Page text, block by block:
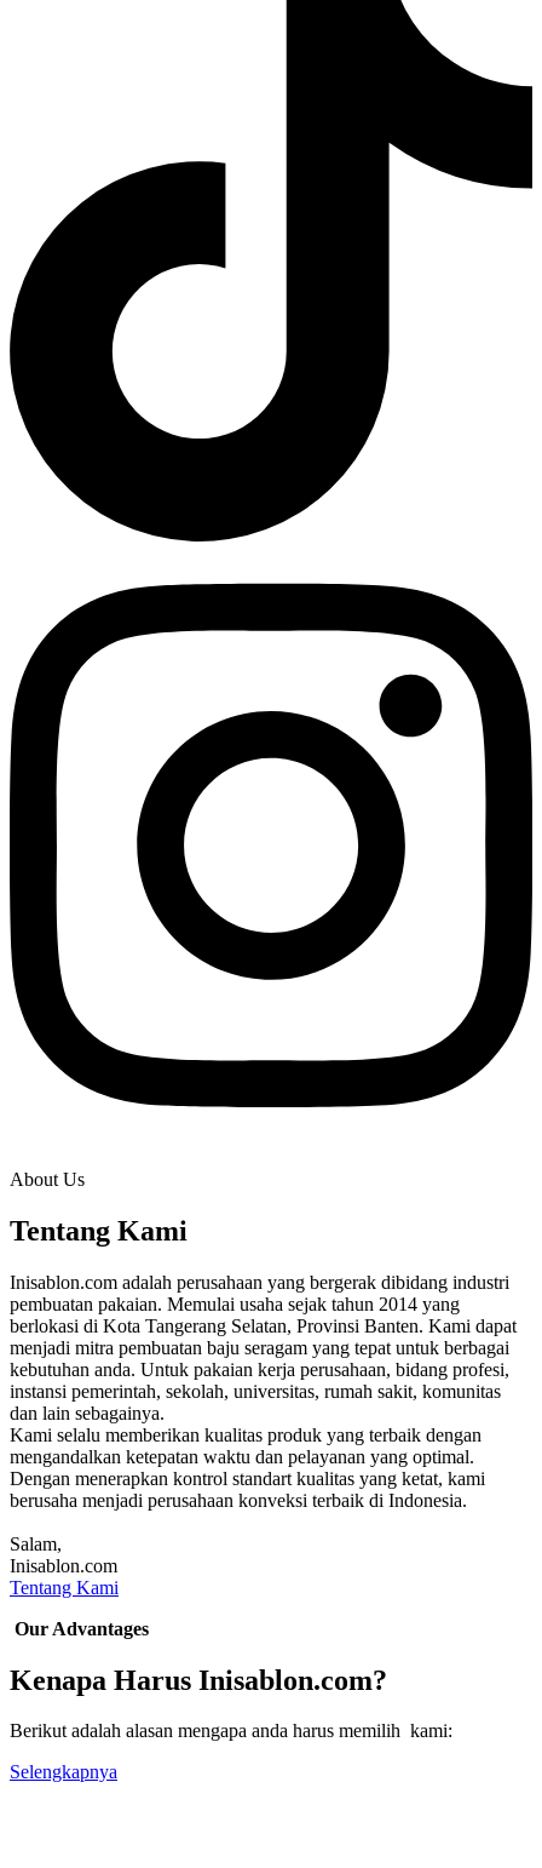
About Us
Tentang Kami
Inisablon.com adalah perusahaan yang bergerak dibidang industri
pembuatan pakaian. Memulai usaha sejak tahun 2014 yang
berlokasi di Kota Tangerang Selatan, Provinsi Banten. Kami dapat
menjadi mitra pembuatan baju seragam yang tepat untuk berbagai
kebutuhan anda. Untuk pakaian kerja perusahaan, bidang profesi,
instansi pemerintah, sekolah, universitas, rumah sakit, komunitas
dan lain sebagainya.
Kami selalu memberikan kualitas produk yang terbaik dengan
mengandalkan ketepatan waktu dan pelayanan yang optimal.
Dengan menerapkan kontrol standart kualitas yang ketat, kami
berusaha menjadi perusahaan konveksi terbaik di Indonesia.
Salam,
Inisablon.com
Tentang Kami
Our Advantages
Kenapa Harus Inisablon.com?
Berikut adalah alasan mengapa anda harus memilih kami:
Selengkapnya